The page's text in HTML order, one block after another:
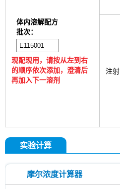
体内溶解配方
批次：
现配现用，请按从左到右
的顺序依次添加，澄清后
再加入下一溶剂
注射
实验计算
摩尔浓度计算器